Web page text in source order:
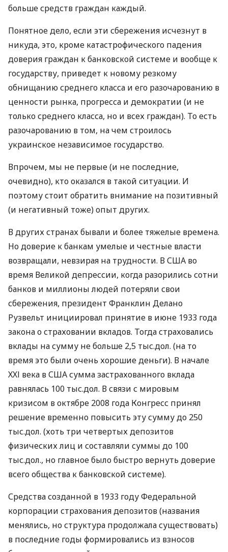
больше средств граждан каждый.
Понятное дело, если эти сбережения исчезнут в
никуда, это, кроме катастрофического падения
доверия граждан к банковской системе и вообще к
государству, приведет к новому резкому
обнищанию среднего класса и его разочарованию в
ценности рынка, прогресса и демократии (и не
только среднего класса, но и всех граждан). То есть
разочарованию в том, на чем строилось
украинское независимое государство.
Впрочем, мы не первые (и не последние,
очевидно), кто оказался в такой ситуации. И
поэтому стоит обратить внимание на позитивный
(и негативный тоже) опыт других.
В других странах бывали и более тяжелые времена.
Но доверие к банкам умелые и честные власти
возвращали, невзирая на трудности. В США во
время Великой депрессии, когда разорились сотни
банков и миллионы людей потеряли свои
сбережения, президент Франклин Делано
Рузвельт инициировал принятие в июне 1933 года
закона о страховании вкладов. Тогда страховались
вклады на сумму не больше 2,5 тыс.дол. (на то
время это были очень хорошие деньги). В начале
ХХІ века в США сумма застрахованного вклада
равнялась 100 тыс.дол. В связи с мировым
кризисом в октябре 2008 года Конгресс принял
решение временно повысить эту сумму до 250
тыс.дол. (хоть три четвертых депозитов
физических лиц и составляли суммы до 100
тыс.дол., но главное было быстро вернуть доверие
всего общества к банковской системе).
Средства созданной в 1933 году Федеральной
корпорации страхования депозитов (названия
менялись, но структура продолжала существовать)
в последние годы формировались из взносов